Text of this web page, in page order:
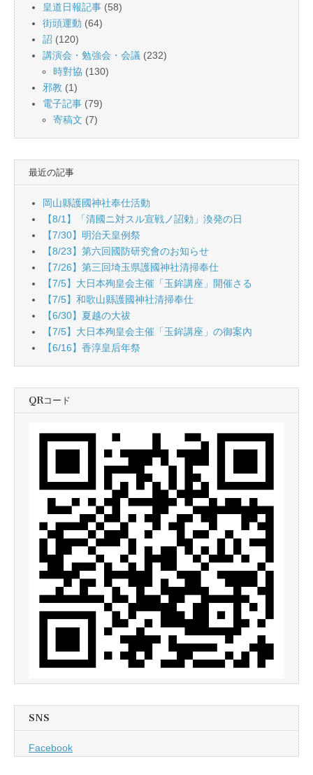
皇道日報記事 (58)
街頭運動 (64)
詔 (120)
講演会・勉強会・会議 (232)
時對協 (130)
邪教 (1)
電子記事 (79)
寄稿文 (7)
最近の記事
岡山縣護國神社奉仕活動
【8/1】「清國ニ対スル宣戦ノ詔勅」渙発の日
【7/30】明治天皇例祭
【8/23】第六回國防研究會のお知らせ
【7/26】第三回埼玉県護國神社清掃奉仕
【7/5】大日本殉皇会主催「玉鉾講座」開催さる
【7/5】和歌山縣護國神社清掃奉仕
【6/30】夏越の大祓
【7/5】大日本殉皇会主催「玉鉾講座」の御案內
【6/16】香淳皇后年祭
QRコード
SNS
Facebook